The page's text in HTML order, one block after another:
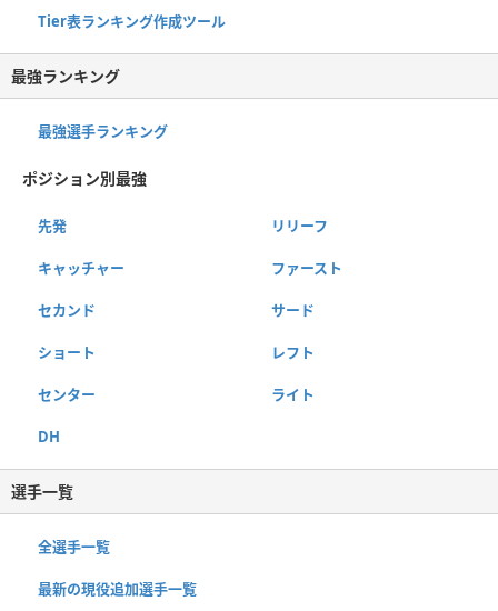
Tier表ランキング作成ツール
最強ランキング
最強選手ランキング
ポジション別最強
先発 リリーフ
キャッチャー ファースト
セカンド サード
ショート レフト
センター ライト
DH
選手一覧
全選手一覧
最新の現役追加選手一覧